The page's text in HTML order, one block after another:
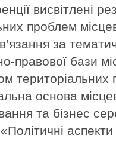
висвітлені
проблем
за
правової бази
основа
та бізнес